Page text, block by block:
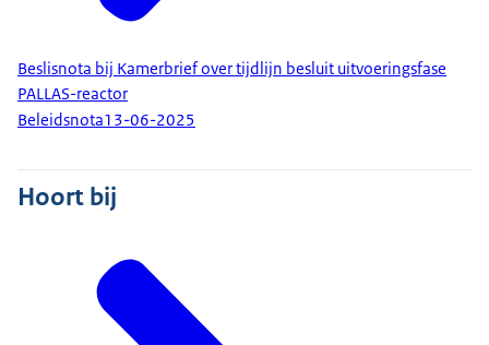
Beslisnota bij Kamerbrief over tijdlijn besluit uitvoeringsfase
PALLAS-reactor
Beleidsnota13-06-2025
Hoort bij